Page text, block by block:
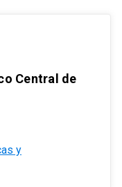
Central de
y